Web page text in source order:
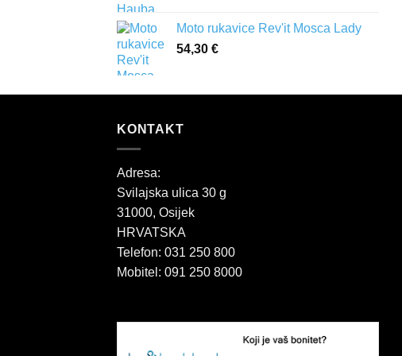
Moto rukavice Rev'it Mosca Lady
54,30 €
KONTAKT
Adresa:
Svilajska ulica 30 g
31000, Osijek
HRVATSKA
Telefon: 031 250 800
Mobitel: 091 250 8000